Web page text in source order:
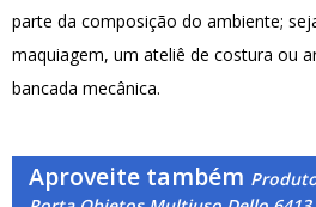
parte da composição do ambiente;
maquiagem, um ateliê de costura ou
bancada mecânica.
Aproveite também